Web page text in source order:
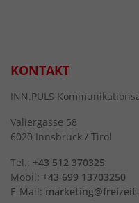
KONTAKT
INN.PULS
Valiergasse 58
6020 Innsbruck / Tirol
Tel.: +43 512 370325
Mobil: +43 699 13703250
E-Mail: